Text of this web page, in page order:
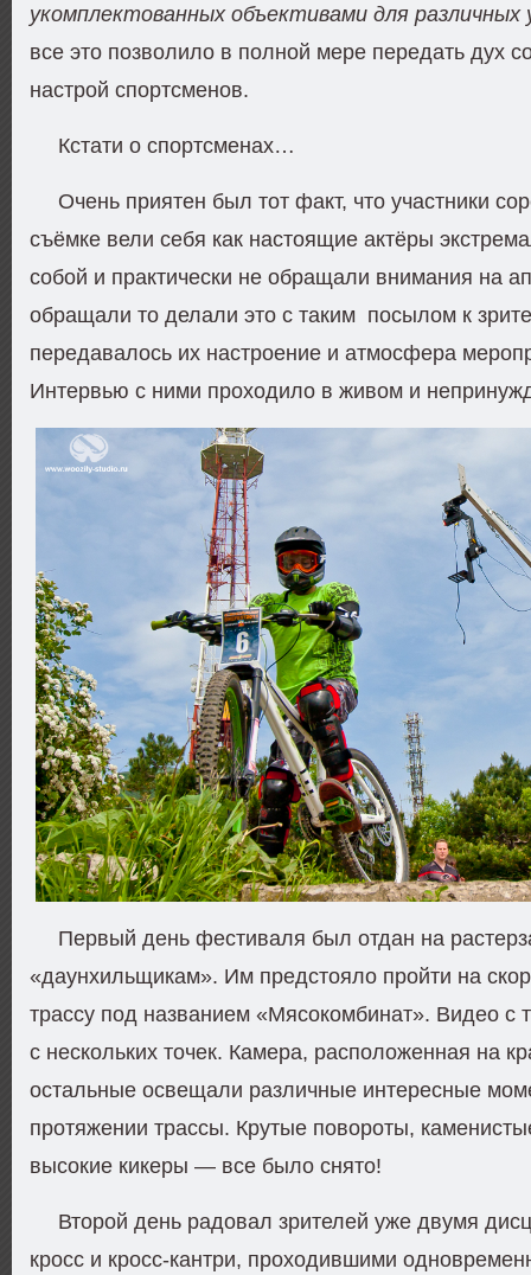
укомплектованных объективами для различных
все это позволило в полной мере передать дух
настрой спортсменов.
Кстати о спортсменах…
Очень приятен был тот факт, что участники
съёмке вели себя как настоящие актёры
собой и практически не обращали внимания на
обращали то делали это с таким посылом к
передавалось их настроение и атмосфера
Интервью с ними проходило в живом и
Первый день фестиваля был отдан на
«даунхильщикам». Им предстояло пройти на
трассу под названием «Мясокомбинат». Видео с
с нескольких точек. Камера, расположенная на
остальные освещали различные интересные
протяжении трассы. Крутые повороты,
высокие кикеры — все было снято!
Второй день радовал зрителей уже двумя
кросс и кросс-кантри, проходившими